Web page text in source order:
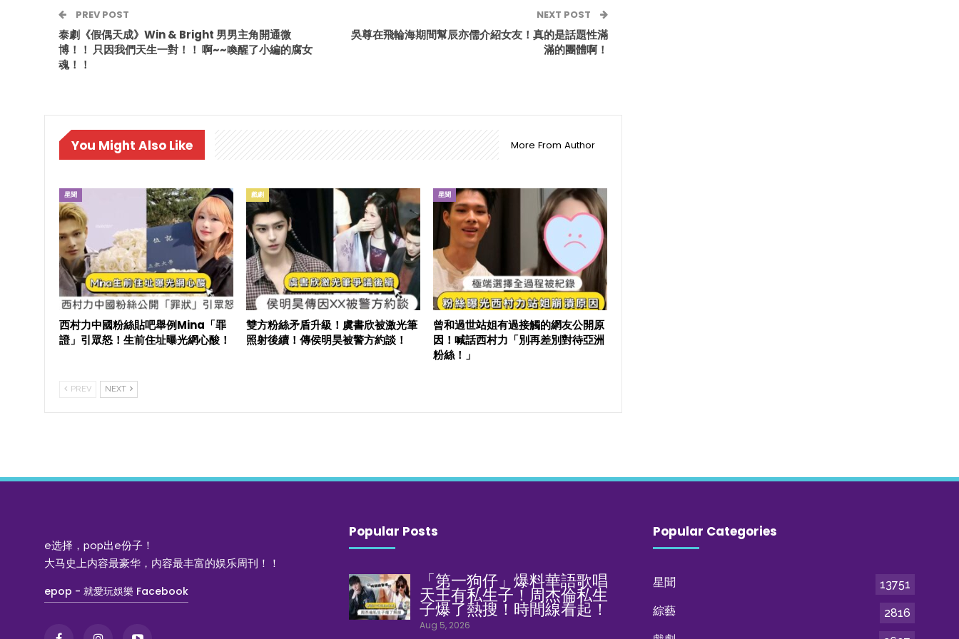
PREV POST
泰劇《假偶天成》Win & Bright 男男主角開通微
博！！ 只因我們天生一對！！ 啊~~喚醒了小編的腐女
魂！！
NEXT POST
吳尊在飛輪海期間幫辰亦儒介紹女友！真的是話題性滿
滿的團體啊！
You Might Also Like More From Author
星聞
西村力中國粉絲貼吧舉例Mina「罪
證」引眾怒！生前住址曝光網心酸！
戲劇
雙方粉絲矛盾升級！虞書欣被激光筆
照射後續！傳侯明昊被警方約談！
星聞
曾和過世站姐有過接觸的網友公開原
因！喊話西村力「別再差別對待亞洲
粉絲！」
PREV NEXT
e选择，pop出e份子！
大马史上内容最豪华，内容最丰富的娱乐周刊！！
epop - 就愛玩娛樂 Facebook
Popular Posts
「第一狗仔」爆料華語歌唱
天王有私生子！周杰倫私生
子爆了熱搜！時間線看起！
Aug 5, 2026
Popular Categories
星聞
13751
綜藝
2816